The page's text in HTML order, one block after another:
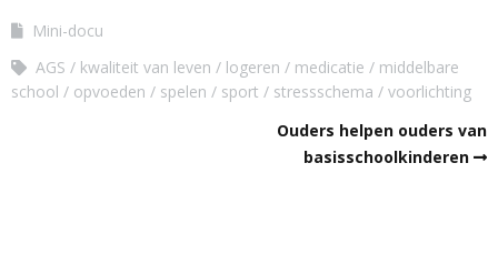
Mini-docu
AGS
kwaliteit van leven logeren medicatie
middelbare
school
opvoeden spelen sport stressschema
voorlichting
Ouders helpen ouders van
basisschoolkinderen